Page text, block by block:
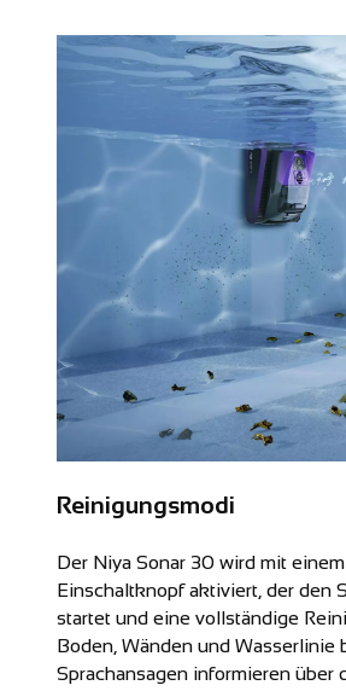
Reinigungsmodi
Der Niya Sonar 30 wird mit
Einschaltknopf aktiviert, der den
startet und eine vollständige
Boden, Wänden und Wasserlinie
Sprachansagen informieren über